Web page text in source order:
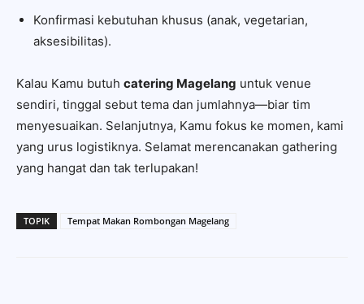
Konfirmasi kebutuhan khusus (anak, vegetarian,
aksesibilitas).
Kalau Kamu butuh catering Magelang untuk venue
sendiri, tinggal sebut tema dan jumlahnya—biar tim
menyesuaikan. Selanjutnya, Kamu fokus ke momen, kami
yang urus logistiknya. Selamat merencanakan gathering
yang hangat dan tak terlupakan!
TOPIK Tempat Makan Rombongan Magelang